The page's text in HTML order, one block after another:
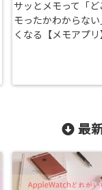
サッとメモって「ど
モったかわからな
くなる【メモアプリ
最